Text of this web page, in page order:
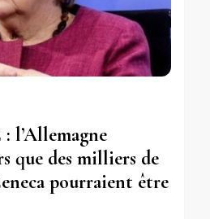
l’Allemagne
que des milliers de
pourraient être